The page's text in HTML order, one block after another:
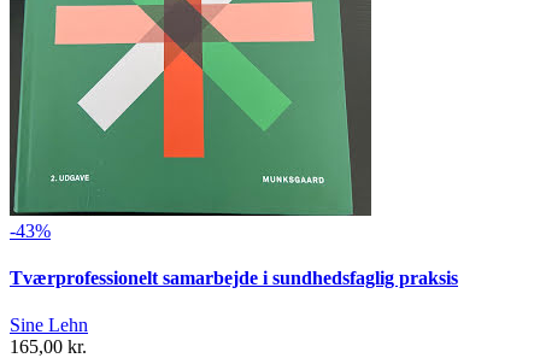
-43%
Tværprofessionelt samarbejde i sundhedsfaglig praksis
Sine Lehn
165,00 kr.